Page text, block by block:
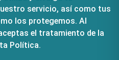
servicio, así como tus
los protegemos. Al
el tratamiento de la
Política.